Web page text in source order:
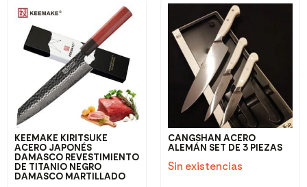
KEEMAKE KIRITSUKE
ACERO JAPONÉS
DAMASCO REVESTIMIENTO
DE TITANIO NEGRO
DAMASCO MARTILLADO
CANGSHAN ACERO
ALEMÁN SET DE 3 PIEZAS
Sin existencias